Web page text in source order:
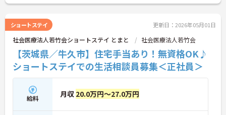
ショートステイ 更新日：2026年05月01日
社会医療法人若竹会ショートステイ とまと 社会医療法人若竹会
【茨城県／牛久市】住宅手当あり！無資格OK♪
ショートステイでの生活相談員募集＜正社員＞
給料 月収 20.0万円～27.0万円